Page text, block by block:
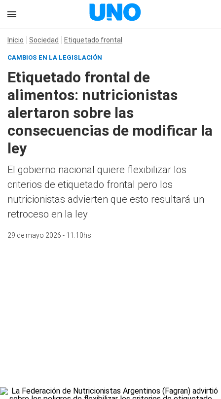
Inicio Sociedad Etiquetado frontal
CAMBIOS EN LA LEGISLACIÓN
Etiquetado frontal de
alimentos: nutricionistas
alertaron sobre las
consecuencias de modificar la
ley
El gobierno nacional quiere flexibilizar los
criterios de etiquetado frontal pero los
nutricionistas advierten que esto resultará un
retroceso en la ley
29 de mayo 2026 - 11:10hs